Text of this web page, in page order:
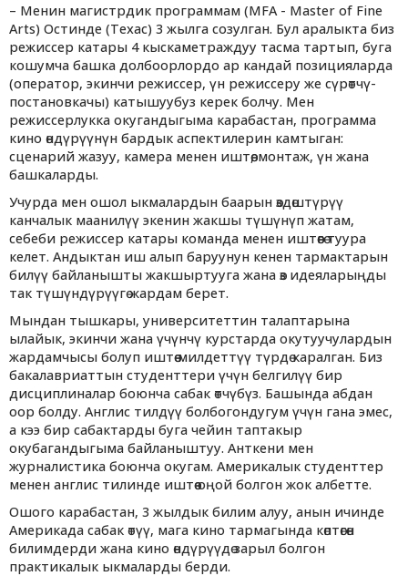
– Менин магистрдик программам (MFA - Master of Fine
Arts) Остинде (Техас) 3 жылга созулган. Бул аралыкта биз
режиссер катары 4 кыскаметраждуу тасма тартып, буга
кошумча башка долбоорлордо ар кандай позицияларда
(оператор, экинчи режиссер, үн режиссеру же сүрөтчү-
постановкачы) катышуубуз керек болчу. Мен
режиссерлукка окугандыгыма карабастан, программа
кино өндүрүүнүн бардык аспектилерин камтыган:
сценарий жазуу, камера менен иштөө, монтаж, үн жана
башкаларды.
Учурда мен ошол ыкмалардын баарын өздөштүрүү
канчалык маанилүү экенин жакшы түшүнүп жатам,
себеби режиссер катары команда менен иштөөгө туура
келет. Андыктан иш алып баруунун кенен тармактарын
билүү байланышты жакшыртууга жана өз идеяларыңды
так түшүндүрүүгө жардам берет.
Мындан тышкары, университеттин талаптарына
ылайык, экинчи жана үчүнчү курстарда окутуучулардын
жардамчысы болуп иштөө милдеттүү түрдө каралган. Биз
бакалавриаттын студенттери үчүн белгилүү бир
дисциплиналар боюнча сабак өтчүбүз. Башында абдан
оор болду. Англис тилдүү болбогондугум үчүн гана эмес,
а кээ бир сабактарды буга чейин таптакыр
окубагандыгыма байланыштуу. Анткени мен
журналистика боюнча окугам. Америкалык студенттер
менен англис тилинде иштөө оңой болгон жок албетте.
Ошого карабастан, 3 жылдык билим алуу, анын ичинде
Америкада сабак өтүү, мага кино тармагында көптөгөн
билимдерди жана кино өндүрүүдө зарыл болгон
практикалык ыкмаларды берди.